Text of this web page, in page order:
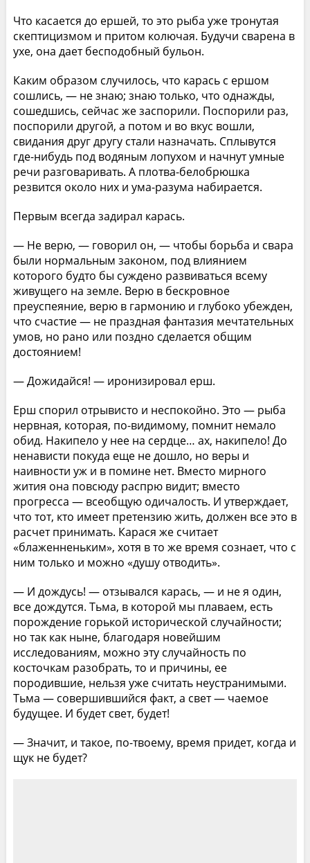
Что касается до ершей, то это рыба уже тронутая
скептицизмом и притом колючая. Будучи сварена в
ухе, она дает бесподобный бульон.
Каким образом случилось, что карась с ершом
сошлись, — не знаю; знаю только, что однажды,
сошедшись, сейчас же заспорили. Поспорили раз,
поспорили другой, а потом и во вкус вошли,
свидания друг другу стали назначать. Сплывутся
где-нибудь под водяным лопухом и начнут умные
речи разговаривать. А плотва-белобрюшка
резвится около них и ума-разума набирается.
Первым всегда задирал карась.
— Не верю, — говорил он, — чтобы борьба и свара
были нормальным законом, под влиянием
которого будто бы суждено развиваться всему
живущего на земле. Верю в бескровное
преуспеяние, верю в гармонию и глубоко убежден,
что счастие — не праздная фантазия мечтательных
умов, но рано или поздно сделается общим
достоянием!
— Дожидайся! — иронизировал ерш.
Ерш спорил отрывисто и неспокойно. Это — рыба
нервная, которая, по-видимому, помнит немало
обид. Накипело у нее на сердце… ах, накипело! До
ненависти покуда еще не дошло, но веры и
наивности уж и в помине нет. Вместо мирного
жития она повсюду распрю видит; вместо
прогресса — всеобщую одичалость. И утверждает,
что тот, кто имеет претензию жить, должен все это в
расчет принимать. Карася же считает
«блаженненьким», хотя в то же время сознает, что с
ним только и можно «душу отводить».
— И дождусь! — отзывался карась, — и не я один,
все дождутся. Тьма, в которой мы плаваем, есть
порождение горькой исторической случайности;
но так как ныне, благодаря новейшим
исследованиям, можно эту случайность по
косточкам разобрать, то и причины, ее
породившие, нельзя уже считать неустранимыми.
Тьма — совершившийся факт, а свет — чаемое
будущее. И будет свет, будет!
— Значит, и такое, по-твоему, время придет, когда и
щук не будет?